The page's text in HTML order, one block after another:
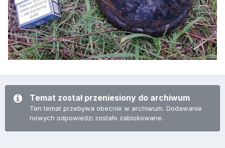
Temat został przeniesiony do archiwum
Ten temat przebywa obecnie w archiwum. Dodawanie
nowych odpowiedzi zostało zablokowane.